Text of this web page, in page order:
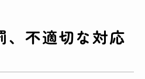
、不適切な対応